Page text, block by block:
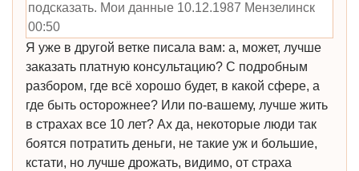
подсказать. Мои данные 10.12.1987 Мензелинск
00:50
Я уже в другой ветке писала вам: а, может, лучше
заказать платную консультацию? С подробным
разбором, где всё хорошо будет, в какой сфере, а
где быть осторожнее? Или по-вашему, лучше жить
в страхах все 10 лет? Ах да, некоторые люди так
боятся потратить деньги, не такие уж и большие,
кстати, но лучше дрожать, видимо, от страха